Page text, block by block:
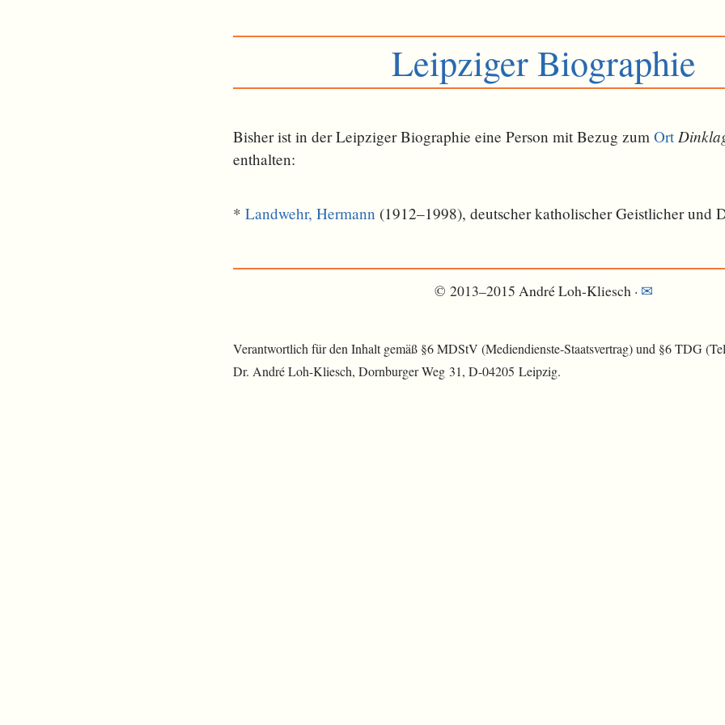
Leipziger Biographie
Bisher ist in der Leipziger Biographie eine Person mit Bezug zum Ort
ent­halten:
* Landwehr, Hermann (1912–1998), deutscher katholischer Geistlicher und
© 2013–2015 André Loh-Kliesch · ✉
Verantwortlich für den Inhalt gemäß §6 MDStV (Mediendienste-Staatsvertrag) und §6 TDG
Dr. André Loh-Kliesch, Dornburger Weg 31, D-04205 Leipzig.